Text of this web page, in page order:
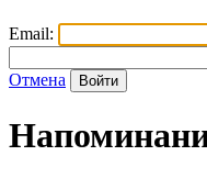
Email:
Отмена